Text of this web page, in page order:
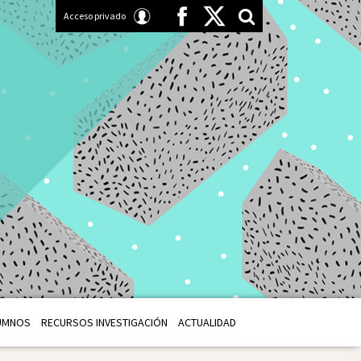
Acceso privado
RECURSOS INVESTIGACIÓN ACTUALIDAD